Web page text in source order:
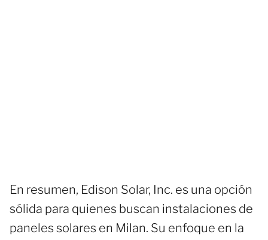
En resumen, Edison Solar, Inc. es una opción
sólida para quienes buscan instalaciones de
paneles solares en Milan. Su enfoque en la